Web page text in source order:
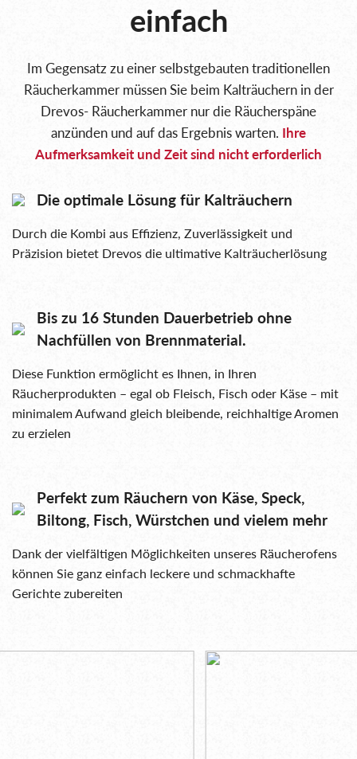
einfach
Im Gegensatz zu einer selbstgebauten traditionellen
Räucherkammer müssen Sie beim Kalträuchern in der
Drevos- Räucherkammer nur die Räucherspäne
anzünden und auf das Ergebnis warten. Ihre
Aufmerksamkeit und Zeit sind nicht erforderlich
Die optimale Lösung für Kalträuchern
Durch die Kombi aus Effizienz, Zuverlässigkeit und
Präzision bietet Drevos die ultimative Kalträucherlösung
Bis zu 16 Stunden Dauerbetrieb ohne
Nachfüllen von Brennmaterial.
Diese Funktion ermöglicht es Ihnen, in Ihren
Räucherprodukten – egal ob Fleisch, Fisch oder Käse – mit
minimalem Aufwand gleich bleibende, reichhaltige Aromen
zu erzielen
Perfekt zum Räuchern von Käse, Speck,
Biltong, Fisch, Würstchen und vielem mehr
Dank der vielfältigen Möglichkeiten unseres Räucherofens
können Sie ganz einfach leckere und schmackhafte
Gerichte zubereiten